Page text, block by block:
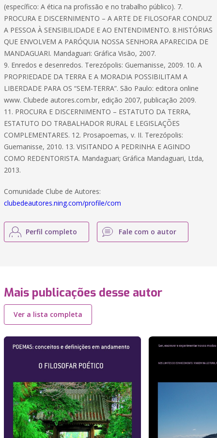
(específico: A ética na profissão e no trabalho público). 7.
PROCURA E DISCERNIMENTO – A ARTE DE FILOSOFAR CONDUZ
A PESSOA À SENSIBILIDADE E AO ENTENDIMENTO. 8.HISTÓRIAS
QUE ENVOLVEM A PARÓQUIA NOSSA SENHORA APARECIDA DE
MANDAGUARI. Mandaguari: Gráfica Visão, 2007.
9. Enredos e desenredos. Terezópolis: Guemanisse, 2009. 10. A
PROPRIEDADE DA TERRA E A MORADIA POSSIBILITAM A
LIBERDADE PARA OS “SEM-TERRA”. São Paulo: editora online
www. Clubede autores.com.br, edição 2007, publicação 2009.
11. PROCURA E DISCERNIMENTO – ESTATUTO DA TERRA,
ESTATUTO DO TRABALHADOR RURAL E LEGISLAÇÕES
COMPLEMENTARES. 12. Prosapoemas, v. II. Terezópolis:
Guemanisse, 2010. 13. VISITANDO A PEDRINHA E AGINDO
COMO REDENTORISTA. Mandaguari; Gráfica Mandaguari, Ltda,
2013.
Comunidade Clube de Autores:
clubedeautores.ning.com/profile/com
Perfil completo Fale com o autor
Mais publicações desse autor
Ver a lista completa